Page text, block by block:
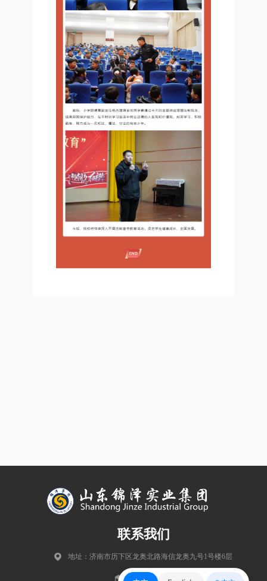
联系我们
地址：济南市历下区龙奥北路海信龙奥九号1号楼6层
邮编：250102